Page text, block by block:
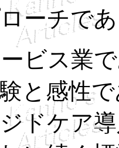
ーチで
ビス業
と感性
ドケア